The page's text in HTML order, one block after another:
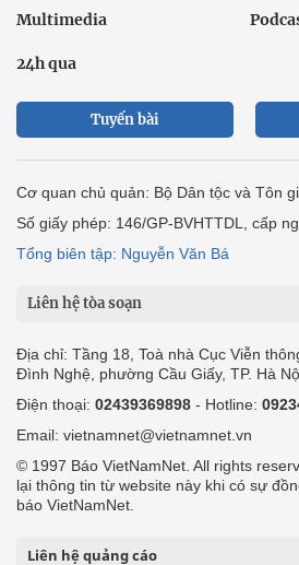
Multimedia
24h qua
Tuyến bài
Cơ quan chủ quản: Bộ Dân tộc và Tôn
Số giấy phép: 146/GP-BVHTTDL, cấp
Tổng biên tập: Nguyễn Văn Bá
Liên hệ tòa soạn
Địa chỉ: Tầng 18, Toà nhà Cục Viễn
Đình Nghệ, phường Cầu Giấy, TP. Hà
Điện thoại: 02439369898 - Hotline:
Email: vietnamnet@vietnamnet.vn
© 1997 Báo VietNamNet. All rights
lại thông tin từ website này khi có sự
báo VietNamNet.
Liên hệ quảng cáo